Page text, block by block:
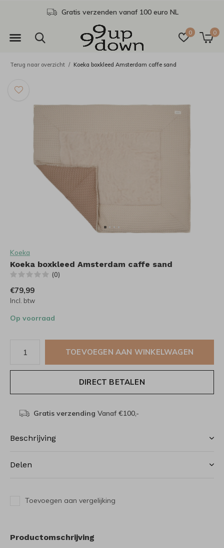
0 0
Gratis verzenden vanaf 100 euro NL
Terug naar overzicht Koeka boxkleed Amsterdam caffe sand
Koeka
Koeka boxkleed Amsterdam caffe sand
(0)
€79,99
Incl. btw
Op voorraad
TOEVOEGEN AAN WINKELWAGEN
DIRECT BETALEN
Gratis verzending Vanaf €100,-
Beschrijving
Delen
Toevoegen aan vergelijking
Productomschrijving